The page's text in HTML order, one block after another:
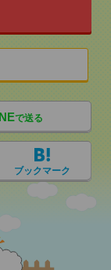
で送る
ブックマーク